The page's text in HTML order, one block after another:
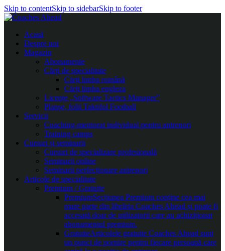
Skip to contentSkip to sidebarSkip to footer
Acasă
Despre noi
Magazin
Abonamente
Cărți de specialitate
Cărți limba română
Cărți limba engleza
Licențe „Software Tactics Manager”
Planșe, folii Taktifol Football
Servicii
Coaching-mentorat individual pentru antrenori
Training camps
Cursuri și seminarii
Cursuri de specializare profesională
Seminarii online
Seminarii perfecționare antrenori
Articole de specialitate
Premium / Gratuite
PremiumSecțiunea Premium conține cea mai
mare parte din librăria Coaches Ahead și poate fi
accesată doar de utilizatorii care au achiziționat
abonamentul premium.
GratuiteArticolele gratuite Coaches Ahead sunt
un punct de pornire pentru fiecare persoană care